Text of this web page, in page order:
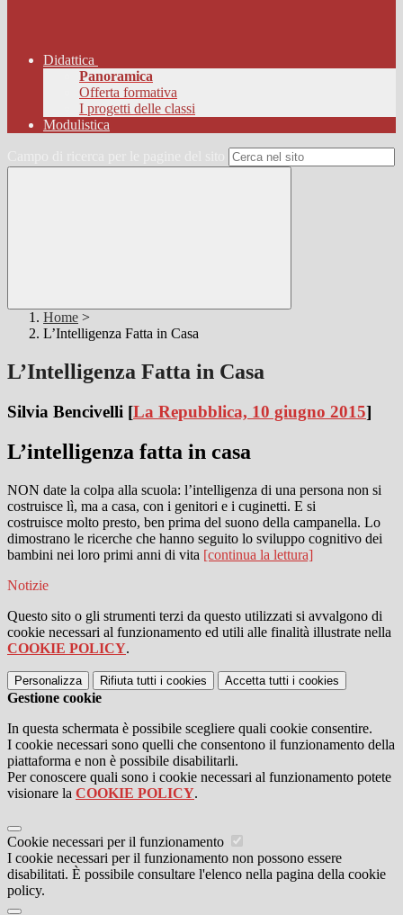
Didattica
Panoramica
Offerta formativa
I progetti delle classi
Modulistica
Home >
L’Intelligenza Fatta in Casa
L’Intelligenza Fatta in Casa
Silvia Bencivelli [La Repubblica, 10 giugno 2015]
L’intelligenza fatta in casa
NON date la colpa alla scuola: l’intelligenza di una persona non si
costruisce lì, ma a casa, con i genitori e i cuginetti. E si
costruisce molto presto, ben prima del suono della campanella. Lo
dimostrano le ricerche che hanno seguito lo sviluppo cognitivo dei
bambini nei loro primi anni di vita [continua la lettura]
Notizie
Questo sito o gli strumenti terzi da questo utilizzati si avvalgono di
cookie necessari al funzionamento ed utili alle finalità illustrate nella
COOKIE POLICY.
Personalizza Rifiuta tutti i cookies Accetta tutti i cookies
Gestione cookie
In questa schermata è possibile scegliere quali cookie consentire.
I cookie necessari sono quelli che consentono il funzionamento della
piattaforma e non è possibile disabilitarli.
Per conoscere quali sono i cookie necessari al funzionamento potete
visionare la COOKIE POLICY.
Cookie necessari per il funzionamento
I cookie necessari per il funzionamento non possono essere
disabilitati. È possibile consultare l'elenco nella pagina della cookie
policy.